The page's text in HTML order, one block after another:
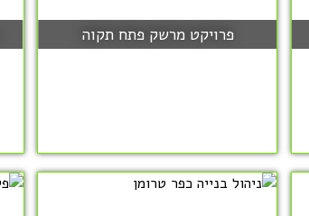
פרויקט מרשק פתח תקוה